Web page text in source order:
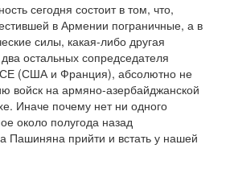
сегодня состоит в том, что,
в Армении пограничные, а в
силы, какая-либо другая
остальных сопредседателя
(США и Франция), абсолютно не
войск на армяно-азербайджанской
Иначе почему нет ни одного
около полугода назад
Пашиняна прийти и встать у нашей